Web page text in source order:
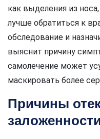
как выделения из
лучше обратиться к
обследование и
выяснит причину
самолечение может
маскировать более
Причины